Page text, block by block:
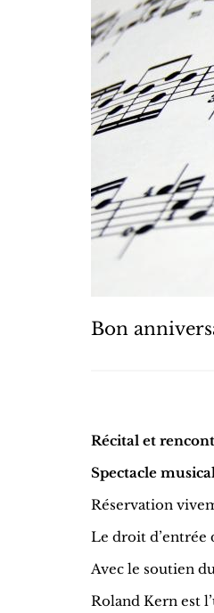
Bon
Récital et
Spectacle
Réservation
Le droit d’entrée
Avec le soutien
Roland Kern est